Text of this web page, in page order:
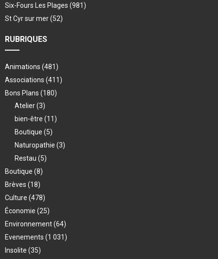
Six-Fours Les Plages (981)
St Cyr sur mer(52)
RUBRIQUES
Animations (481)
Associations (411)
Bons Plans (180)
Atelier(3)
bien-être (11)
Boutique (5)
Naturopathie (3)
Restau (5)
Boutique (8)
Brèves (18)
Culture (478)
Économie (25)
Environnement(64)
Evenements (1 031)
Insolite (35)